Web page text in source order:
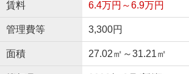
賃料 6.4万円～6.9万円
管理費等 3,300円
面積 27.02㎡～31.21㎡